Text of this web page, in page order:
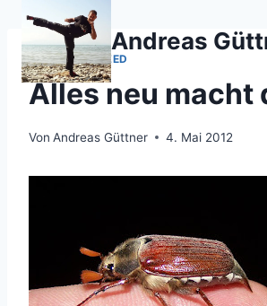
Zum
springen
Andreas
UNCATEGORIZED
Alles neu macht
Von Andreas Güttner 4. Mai 2012